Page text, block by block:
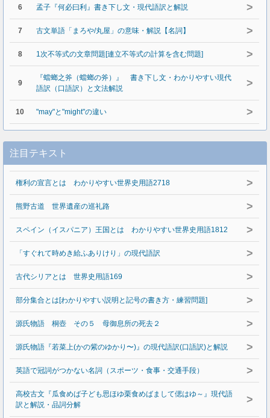
6 孟子『何必曰利』書き下し文・現代語訳と解説 >
7 古文単語「まろや/丸屋」の意味・解説【名詞】 >
8 1次不等式の文章問題[連立不等式の計算を含む問題] >
9
『蟷螂之斧（蟷螂の斧）』 書き下し文・わかりやすい現代
語訳（口語訳）と文法解説
>
10 "may"と"might"の違い >
注目テキスト
権利の宣言とは わかりやすい世界史用語2718 >
熊野古道 世界遺産の巡礼路 >
スペイン（イスパニア）王国とは わかりやすい世界史用語1812 >
「すぐれて時めき給ふありけり」の現代語訳 >
古代シリアとは 世界史用語169 >
部分集合とは[わかりやすい説明と記号の書き方・練習問題] >
源氏物語 桐壺 その５ 母御息所の死去２ >
源氏物語『若菜上(かの紫のゆかり〜)』の現代語訳(口語訳)と解説 >
英語で冠詞がつかない名詞（スポーツ・食事・交通手段） >
高校古文『瓜食めば子ども思ほゆ栗食めばまして偲はゆ～』現代語
訳と解説・品詞分解
>